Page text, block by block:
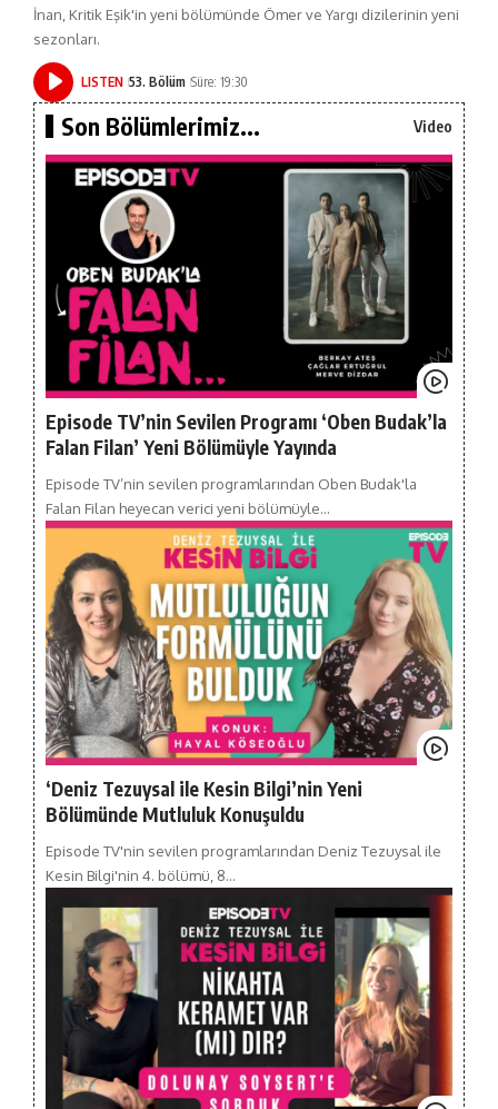
İnan, Kritik Eşik'in yeni bölümünde Ömer ve Yargı dizilerinin yeni
sezonları.
LISTEN 53. Bölüm Süre: 19:30
Son Bölümlerimiz... Video
Episode TV’nin Sevilen Programı ‘Oben Budak’la
Falan Filan’ Yeni Bölümüyle Yayında
Episode TV’nin sevilen programlarından Oben Budak'la
Falan Filan heyecan verici yeni bölümüyle…
‘Deniz Tezuysal ile Kesin Bilgi’nin Yeni
Bölümünde Mutluluk Konuşuldu
Episode TV'nin sevilen programlarından Deniz Tezuysal ile
Kesin Bilgi'nin 4. bölümü, 8…